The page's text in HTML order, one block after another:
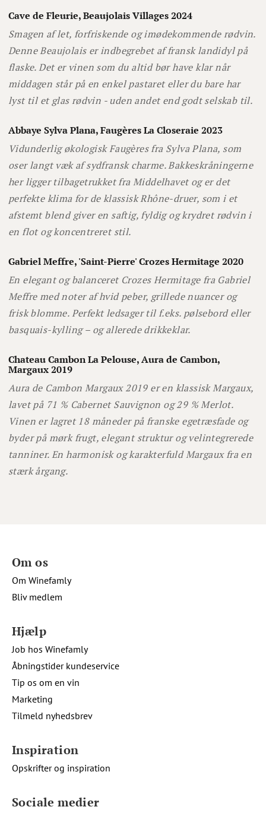
Cave de Fleurie, Beaujolais Villages 2024
Smagen af let, forfriskende og imødekommende rødvin.
Denne Beaujolais er indbegrebet af fransk landidyl på
flaske. Det er vinen som du altid bør have klar når
middagen står på en enkel pastaret eller du bare har
lyst til et glas rødvin - uden andet end godt selskab til.
Abbaye Sylva Plana, Faugères La Closeraie 2023
Vidunderlig økologisk Faugères fra Sylva Plana, som
oser langt væk af sydfransk charme. Bakkeskråningerne
her ligger tilbagetrukket fra Middelhavet og er det
perfekte klima for de klassisk Rhône-druer, som i et
afstemt blend giver en saftig, fyldig og krydret rødvin i
en flot og koncentreret stil.
Gabriel Meffre, 'Saint-Pierre' Crozes Hermitage 2020
En elegant og balanceret Crozes Hermitage fra Gabriel
Meffre med noter af hvid peber, grillede nuancer og
frisk blomme. Perfekt ledsager til f.eks. pølsebord eller
basquais-kylling – og allerede drikkeklar.
Chateau Cambon La Pelouse, Aura de Cambon,
Margaux 2019
Aura de Cambon Margaux 2019 er en klassisk Margaux,
lavet på 71 % Cabernet Sauvignon og 29 % Merlot.
Vinen er lagret 18 måneder på franske egetræsfade og
byder på mørk frugt, elegant struktur og velintegrerede
tanniner. En harmonisk og karakterfuld Margaux fra en
stærk årgang.
Sociale medier
Om os
Om Winefamly
Bliv medlem
Hjælp
Job hos Winefamly
Åbningstider kundeservice
Tip os om en vin
Marketing
Tilmeld nyhedsbrev
Inspiration
Opskrifter og inspiration